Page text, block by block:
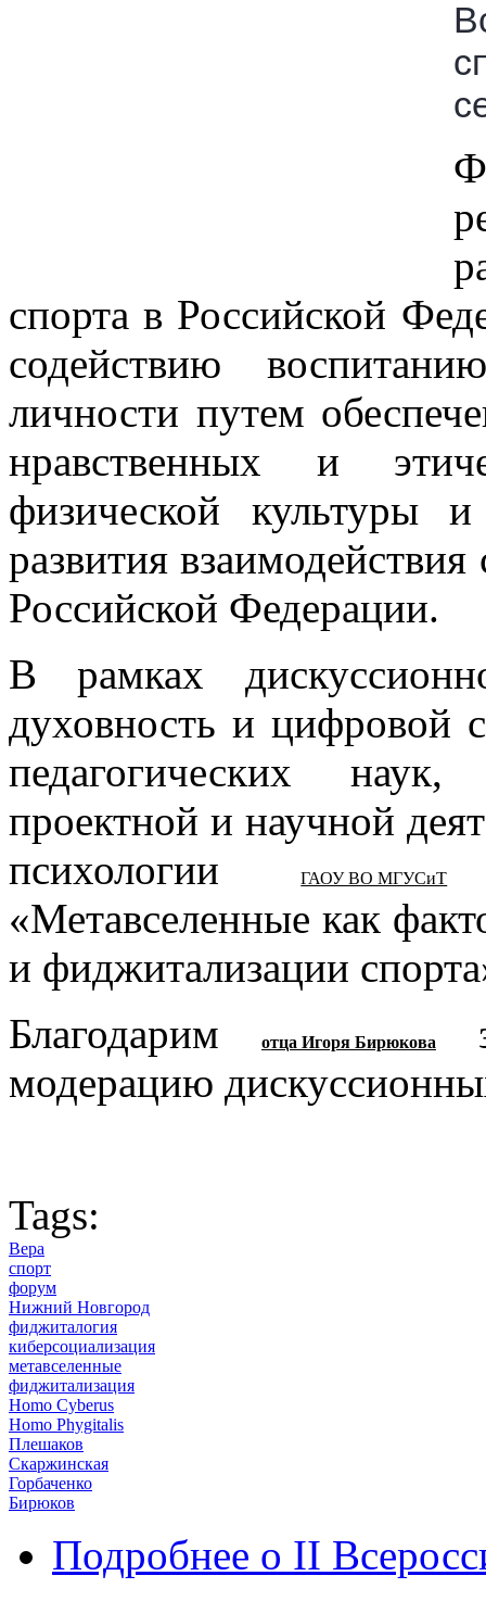
спорта в Российской
содействию
личности путем
нравственных и
физической культуры
развития
Российской Федерации.
В рамках
духовность и цифровой
педагогических
проектной и научной
психологииГАОУ ВО МГУСиТ
«Метавселенные как
и фиджитализации
Благодарим
отца Игоря Бирюкова
модерацию
Tags:
Вера
спорт
форум
Нижний Новгород
фиджиталогия
киберсоциализация
метавселенные
фиджитализация
Homo Cyberus
Homo Phygitalis
Плешаков
Скаржинская
Горбаченко
Бирюков
Подробнее о II